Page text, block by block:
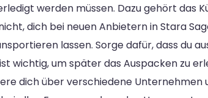
werden müssen. Dazu gehört das
dich bei neuen Anbietern in Stara
lassen. Sorge dafür, dass du
wichtig, um später das Auspacken zu
dich über verschiedene Unternehmen